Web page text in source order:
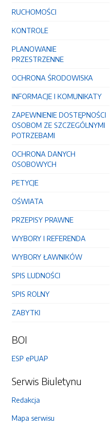
RUCHOMOŚCI
KONTROLE
PLANOWANIE
PRZESTRZENNE
OCHRONA ŚRODOWISKA
INFORMACJE I KOMUNIKATY
ZAPEWNIENIE DOSTĘPNOŚCI
OSOBOM ZE SZCZEGÓLNYMI
POTRZEBAMI
OCHRONA DANYCH
OSOBOWYCH
PETYCJE
OŚWIATA
PRZEPISY PRAWNE
WYBORY I REFERENDA
WYBORY ŁAWNIKÓW
SPIS LUDNOŚCI
SPIS ROLNY
ZABYTKI
BOI
ESP ePUAP
Serwis Biuletynu
Redakcja
Mapa serwisu